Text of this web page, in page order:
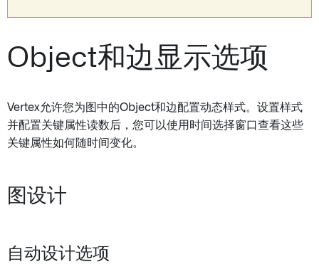
Object和边显示选项
Vertex允许您为图中的Object和边配置动态样式。设置样式
并配置关键属性读数后，您可以使用时间选择窗口查看这些
关键属性如何随时间变化。
图设计
自动设计选项